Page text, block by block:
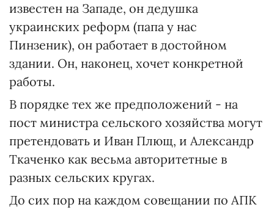
известен на Западе, он дедушка
украинских реформ (папа у нас
Пинзеник), он работает в достойном
здании. Он, наконец, хочет конкретной
работы.
В порядке тех же предположений - на
пост министра сельского хозяйства могут
претендовать и Иван Плющ, и Александр
Ткаченко как весьма авторитетные в
разных сельских кругах.
До сих пор на каждом совещании по АПК